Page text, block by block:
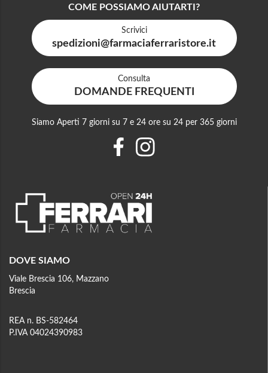
DOVE SIAMO
Viale Brescia 106, Mazzano
Brescia
REA n. BS-582464
P.IVA 04024390983
COME POSSIAMO AIUTARTI?
Scrivici
spedizioni@farmaciaferraristore.it
Consulta
DOMANDE FREQUENTI
Siamo Aperti 7 giorni su 7 e 24 ore su 24 per 365 giorni